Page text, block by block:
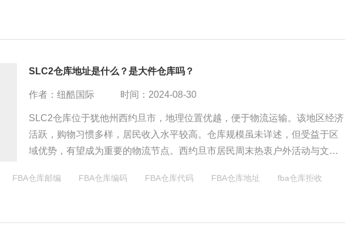
SLC2仓库地址是什么？是大件仓库吗？
作者：纽酷国际 时间：2024-08-30
SLC2仓库位于犹他州西约旦市，地理位置优越，便于物流运输。该地区经济
活跃，购物习惯多样，居民收入水平较高。仓库规模虽未详述，但受益于区
域优势，有望成为重要的物流节点。西约旦市居民周末热衷户外活动与文化
FBA仓库邮编 FBA仓库编码 FBA仓库代码 FBA仓库地址
fba仓库拒收